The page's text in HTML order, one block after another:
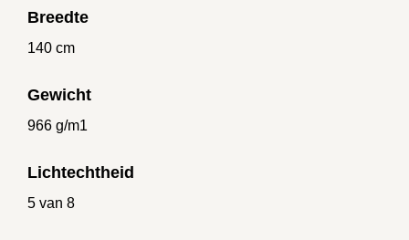
Breedte
140 cm
Gewicht
966 g/m1
Lichtechtheid
5 van 8